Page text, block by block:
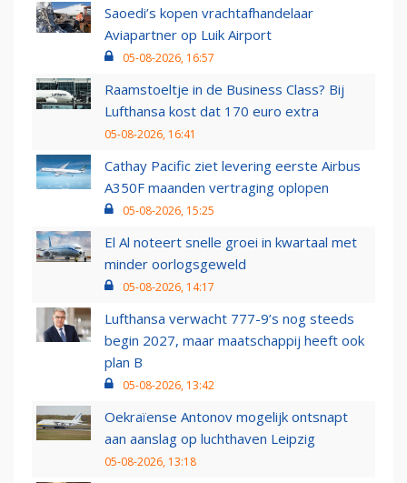
Saoedi’s kopen vrachtafhandelaar
Aviapartner op Luik Airport
05-08-2026, 16:57
Raamstoeltje in de Business Class? Bij
Lufthansa kost dat 170 euro extra
05-08-2026, 16:41
Cathay Pacific ziet levering eerste Airbus
A350F maanden vertraging oplopen
05-08-2026, 15:25
El Al noteert snelle groei in kwartaal met
minder oorlogsgeweld
05-08-2026, 14:17
Lufthansa verwacht 777-9’s nog steeds
begin 2027, maar maatschappij heeft ook
plan B
05-08-2026, 13:42
Oekraïense Antonov mogelijk ontsnapt
aan aanslag op luchthaven Leipzig
05-08-2026, 13:18